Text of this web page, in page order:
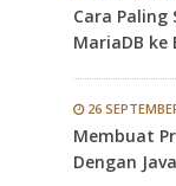
Cara
MariaDB ke
26
Membuat
Dengan